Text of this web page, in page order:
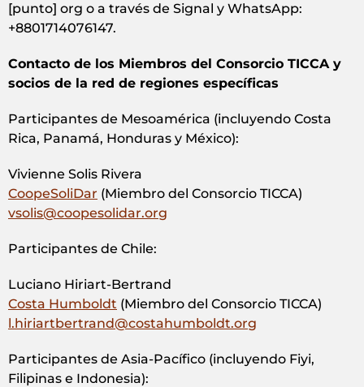
[punto] org o a través de Signal y WhatsApp:
+8801714076147.
Contacto de los Miembros del Consorcio TICCA y
socios de la red de regiones específicas
Participantes de Mesoamérica (incluyendo Costa
Rica, Panamá, Honduras y México):
Vivienne Solis Rivera
CoopeSoliDar (Miembro del Consorcio TICCA)
vsolis@coopesolidar.org
Participantes de Chile:
Luciano Hiriart-Bertrand
Costa Humboldt (Miembro del Consorcio TICCA)
l.hiriartbertrand@costahumboldt.org
Participantes de Asia-Pacífico (incluyendo Fiyi,
Filipinas e Indonesia):